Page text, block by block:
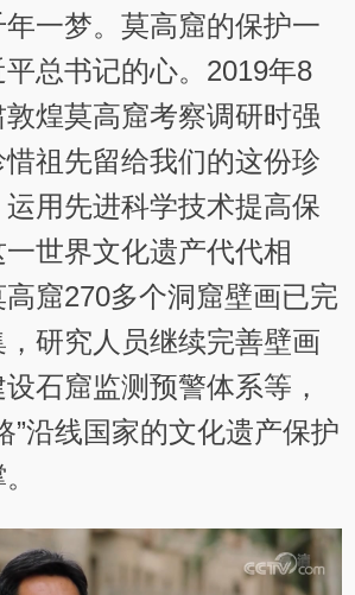
一梦。莫高窟的保护一
总书记的心。2019年8
敦煌莫高窟考察调研时强
祖先留给我们的这份珍
用先进科学技术提高保
世界文化遗产代代相
窟270多个洞窟壁画已完
研究人员继续完善壁画
石窟监测预警体系等，
”沿线国家的文化遗产保护